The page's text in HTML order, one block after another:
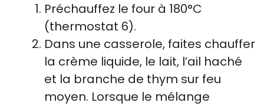
Préchauffez le four à 180°C
(thermostat 6).
Dans une casserole, faites chauffer
la crème liquide, le lait, l’ail haché
et la branche de thym sur feu
moyen. Lorsque le mélange